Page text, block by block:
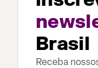
Brasil
Receba